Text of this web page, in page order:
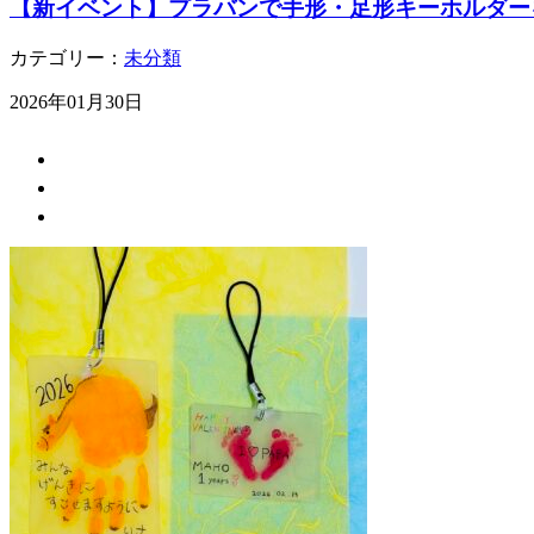
【新イベント】プラバンで手形・足形キーホルダー
カテゴリー： 未分類
2026年01月30日